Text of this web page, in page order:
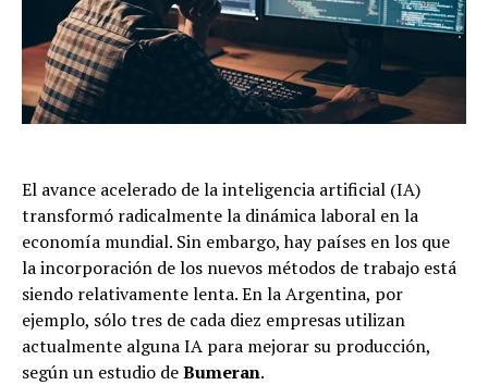
El avance acelerado de la inteligencia artificial (IA)
transformó radicalmente la dinámica laboral en la
economía mundial. Sin embargo, hay países en los que
la incorporación de los nuevos métodos de trabajo está
siendo relativamente lenta. En la Argentina, por
ejemplo, sólo tres de cada diez empresas utilizan
actualmente alguna IA para mejorar su producción,
según un estudio deBumeran.